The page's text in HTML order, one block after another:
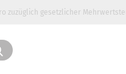
zuzüglich gesetzlicher
Suche...